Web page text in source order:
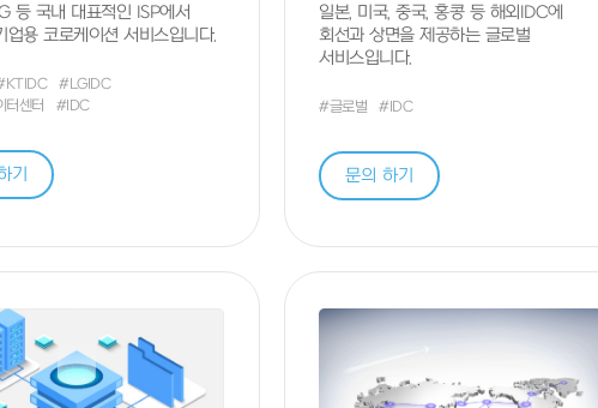
등 국내 대표적인 ISP에서
업용 코로케이션 서비스입니다.
#LGIDC
터센터
#IDC
기
일본, 미국, 중국, 홍콩 등 해외IDC에
회선과 상면을 제공하는 글로벌
서비스입니다.
#글로벌 #IDC
문의 하기